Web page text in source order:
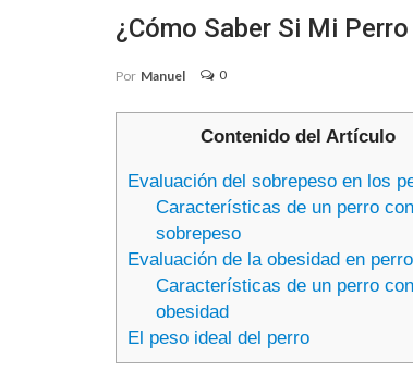
¿Cómo Saber Si Mi
Por Manuel 0
Contenido del Artículo
Evaluación del sobrepeso en los
Características de un perro con
sobrepeso
Evaluación de la obesidad en
Características de un perro con
obesidad
El peso ideal del perro